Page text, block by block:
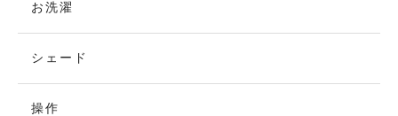
お洗濯
シェード
操作